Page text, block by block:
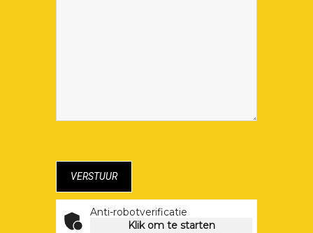
Anti-robotverificatie
Klik om te starten